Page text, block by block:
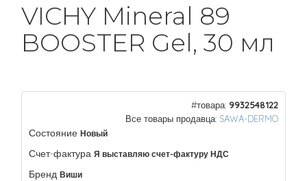
VICHY Mineral 89
BOOSTER Gel, 30 мл
#товара: 9932548122
Все товары продавца: SAWA-DERMO
Состояние Новый
Счет-фактура Я выставляю счет-фактуру НДС
Бренд Виши